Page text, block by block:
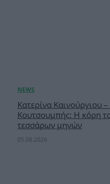
Κατερίνα Καινούργιου
Κουτσουμπής: Η κόρη
τεσσάρων μηνών
05.08.2026